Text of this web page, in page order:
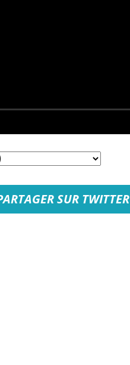
SUR TWITTER